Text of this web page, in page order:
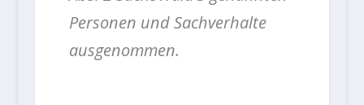
Personen und Sachverhalte
ausgenommen.